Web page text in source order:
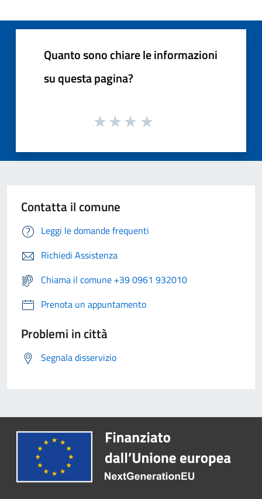
Quanto sono chiare le informazioni
su questa pagina?
Contatta il comune
Leggi le domande frequenti
Richiedi Assistenza
Chiama il comune +39 0961 932010
Prenota un appuntamento
Problemi in città
Segnala disservizio